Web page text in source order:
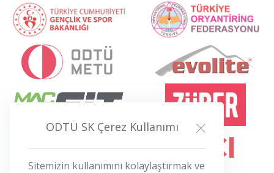
ODTÜ SK Çerez Kullanımı
Sitemizin kullanımını kolaylaştırmak ve